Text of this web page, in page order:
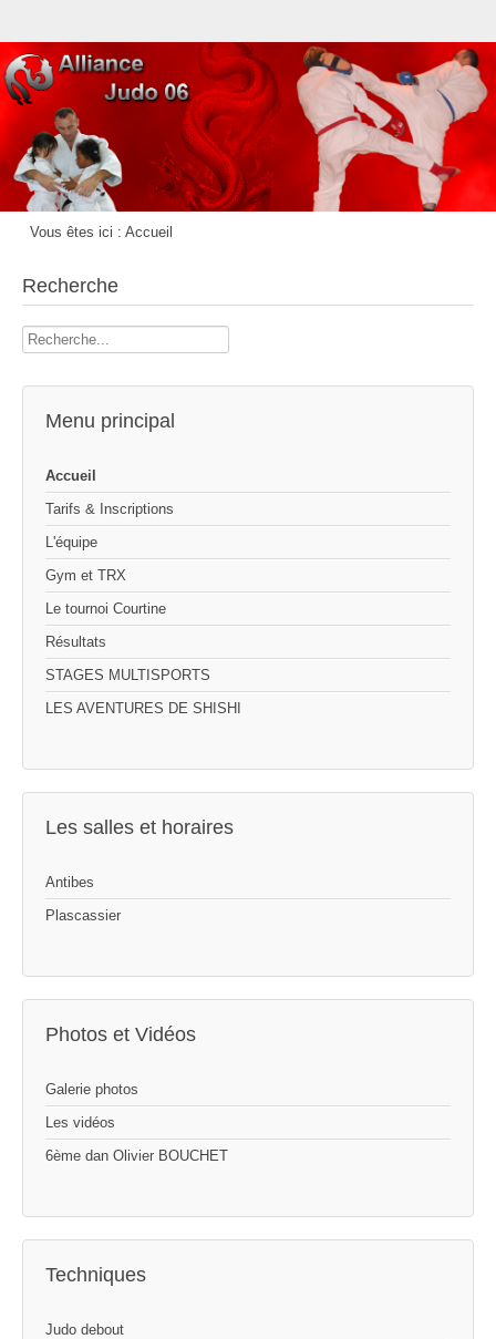
Vous êtes ici : Accueil
Recherche
Rechercher
Menu principal
Accueil
Tarifs & Inscriptions
L'équipe
Gym et TRX
Le tournoi Courtine
Résultats
STAGES MULTISPORTS
LES AVENTURES DE SHISHI
Les salles et horaires
Antibes
Plascassier
Photos et Vidéos
Galerie photos
Les vidéos
6ème dan Olivier BOUCHET
Techniques
Judo debout